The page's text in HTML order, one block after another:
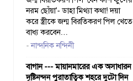
নরম ছোঁয়া'- ডাহা মিথ্যা কথা! দয়া
করে স্ত্রীকে জন্ম বিরতিকরণ পিল খেতে
বাধ্য করবেন...
-নান্দনিক নন্দিনী
বাগান --- মায়ানমারের এক অসাধারন
দৃষ্টিনন্দন পুরাতাত্বিক শহরে দুটো দিন